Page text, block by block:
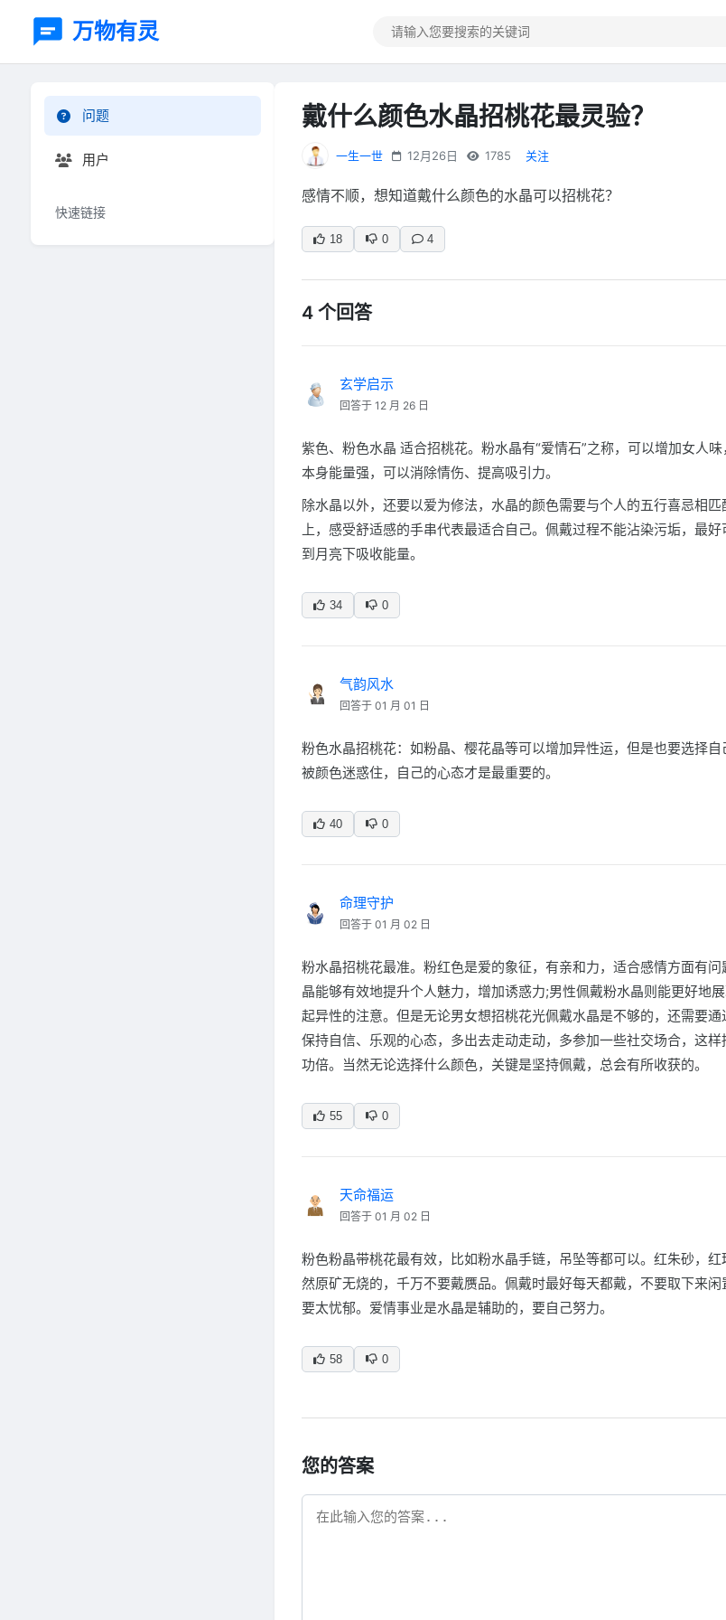
万物有灵
问题
用户
快速链接
戴什么颜色水晶招桃花最灵验？
一生一世 12月26日 1785 关注
感情不顺，想知道戴什么颜色的水晶可以招桃花？
18 0 4
4 个回答
玄学启示
回答于 12 月 26 日
紫色、粉色水晶 适合招桃花。粉水晶有“爱情石”之称，可以增加女人
本身能量强，可以消除情伤、提高吸引力。
除水晶以外，还要以爱为修法，水晶的颜色需要与个人的五行喜忌相
上，感受舒适感的手串代表最适合自己。佩戴过程不能沾染污垢，最
到月亮下吸收能量。
34 0
气韵风水
回答于 01 月 01 日
粉色水晶招桃花：如粉晶、樱花晶等可以增加异性运，但是也要选择
被颜色迷惑住，自己的心态才是最重要的。
40 0
命理守护
回答于 01 月 02 日
粉水晶招桃花最准。粉红色是爱的象征，有亲和力，适合感情方面有
晶能够有效地提升个人魅力，增加诱惑力;男性佩戴粉水晶则能更好地
起异性的注意。但是无论男女想招桃花光佩戴水晶是不够的，还需要通
保持自信、乐观的心态，多出去走动走动，多参加一些社交场合，这
功倍。当然无论选择什么颜色，关键是坚持佩戴，总会有所收获的。
55 0
天命福运
回答于 01 月 02 日
粉色粉晶带桃花最有效，比如粉水晶手链，吊坠等都可以。红朱砂，
然原矿无烧的，千万不要戴赝品。佩戴时最好每天都戴，不要取下来
要太忧郁。爱情事业是水晶是辅助的，要自己努力。
58 0
您的答案